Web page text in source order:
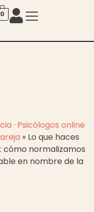
0
· Psicólogos online
» Lo que haces
cómo normalizamos
en nombre de la